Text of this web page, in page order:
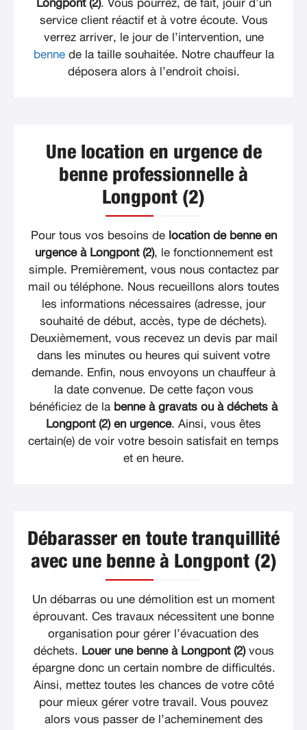
Longpont (2). Vous pourrez, de fait, jouir d’un
service client réactif et à votre écoute. Vous
verrez arriver, le jour de l’intervention, une
bennede la taille souhaitée. Notre chauffeur la
déposera alors à l’endroit choisi.
Une location en urgence de
benne professionnelle à
Longpont (2)
Pour tous vos besoins de location de benne en
urgence à Longpont (2), le fonctionnement est
simple. Premièrement, vous nous contactez par
mail ou téléphone. Nous recueillons alors toutes
les informations nécessaires (adresse, jour
souhaité de début, accès, type de déchets).
Deuxièmement, vous recevez un devis par mail
dans les minutes ou heures qui suivent votre
demande. Enfin, nous envoyons un chauffeur à
la date convenue. De cette façon vous
bénéficiez de la benne à gravats ou à déchets à
Longpont (2) en urgence. Ainsi, vous êtes
certain(e) de voir votre besoin satisfait en temps
et en heure.
Débarasser en toute tranquillité
avec une benne à Longpont (2)
Un débarras ou une démolition est un moment
éprouvant. Ces travaux nécessitent une bonne
organisation pour gérer l’évacuation des
déchets. Louer une benne à Longpont (2)vous
épargne donc un certain nombre de difficultés.
Ainsi, mettez toutes les chances de votre côté
pour mieux gérer votre travail. Vous pouvez
alors vous passer de l’acheminement des